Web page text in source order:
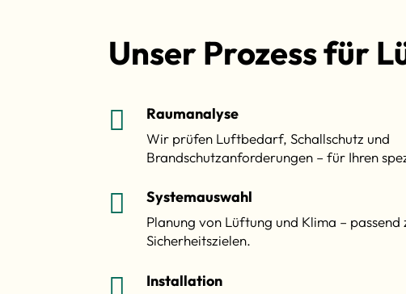
Unser Prozess für
 Raumanalyse
Wir prüfen Luftbedarf, Schallschutz und
Brandschutzanforderungen – für Ihren
 Systemauswahl
Planung von Lüftung und Klima – passend
Sicherheitszielen.
Installation